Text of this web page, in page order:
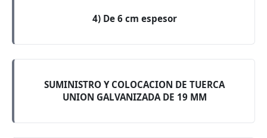
4) De 6 cm espesor
SUMINISTRO Y COLOCACION DE TUERCA
UNION GALVANIZADA DE 19 MM